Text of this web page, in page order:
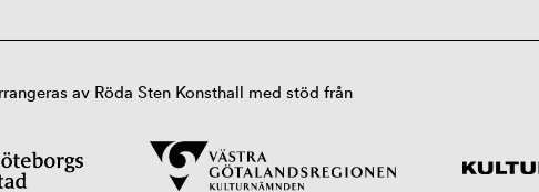
av Röda Sten Konsthall med stöd från